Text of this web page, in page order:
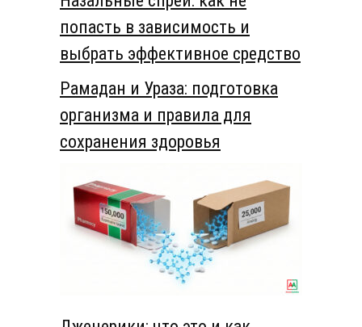
попасть в зависимость и
выбрать эффективное средство
Рамадан и Ураза: подготовка
организма и правила для
сохранения здоровья